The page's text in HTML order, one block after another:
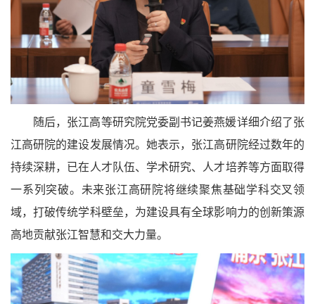
随后，张江高等研究院党委副书记姜燕媛详细介绍了张
江高研院的建设发展情况。她表示，张江高研院经过数年的
持续深耕，已在人才队伍、学术研究、人才培养等方面取得
一系列突破。未来张江高研院将继续聚焦基础学科交叉领
域，打破传统学科壁垒，为建设具有全球影响力的创新策源
高地贡献张江智慧和交大力量。